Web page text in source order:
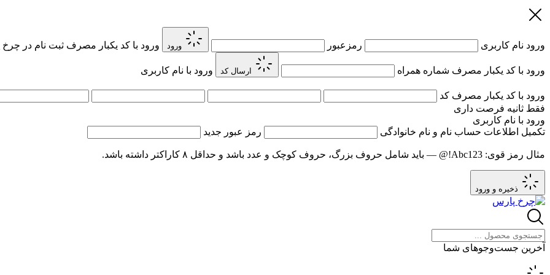
ورود نام کاربری رمزعبور ورود ورود با کد یکبار مصرف ثبت نام در
ورود با کد یکبار مصرف شماره همراه ارسال کد ورود با نام کاربری
ورود با کد یکبار مصرف کد
فقط ثانیه فرصت داری
ورود با نام کاربری
تکمیل اطلاعات حساب نام و نام خانوادگی رمز عبور جدید
مثال رمز قوی: Abc123!@ — باید شامل حروف بزرگ، حروف کوچک و عدد باشد و حداقل ۸ کاراکتر داشته باشد.
ذخیره و ورود
آخرین جست‌وجوهای شما